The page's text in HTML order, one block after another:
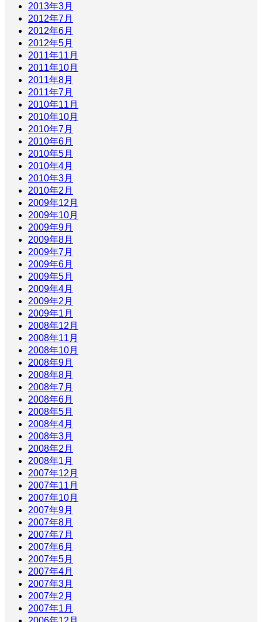
2013年3月
2012年7月
2012年6月
2012年5月
2011年11月
2011年10月
2011年8月
2011年7月
2010年11月
2010年10月
2010年7月
2010年6月
2010年5月
2010年4月
2010年3月
2010年2月
2009年12月
2009年10月
2009年9月
2009年8月
2009年7月
2009年6月
2009年5月
2009年4月
2009年2月
2009年1月
2008年12月
2008年11月
2008年10月
2008年9月
2008年8月
2008年7月
2008年6月
2008年5月
2008年4月
2008年3月
2008年2月
2008年1月
2007年12月
2007年11月
2007年10月
2007年9月
2007年8月
2007年7月
2007年6月
2007年5月
2007年4月
2007年3月
2007年2月
2007年1月